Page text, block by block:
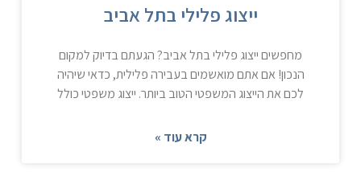
ייצוג פלילי בתל אביב
מחפשים ייצוג פלילי בתל אביב? הגעתם בדיוק למקום
הנכון! אם אתם מואשמים בעבירה פלילית, כדאי שיהיה
לכם את הייצוג המשפטי הטוב ביותר. ייצוג משפטי כולל
קרא עוד »